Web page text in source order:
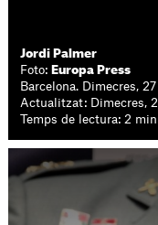
Jordi Palmer
Foto: Europa Press
Barcelona. Dimecres,
Actualitzat: Dimecres,
Temps de lectura: 2